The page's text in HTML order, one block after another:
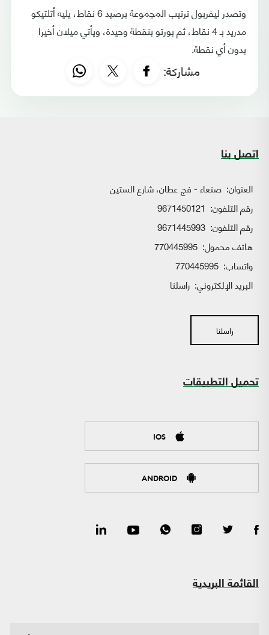
وتصدر ليفربول ترتيب المجموعة برصيد 6 نقاط، يليه أتلتيكو
مدريد بـ 4 نقاط، ثم بورتو بنقطة وحيدة، ويأتي ميلان أخيرا
بدون أي نقطة.
مشاركة:
اتصل بنا
العنوان: صنعاء - فج عطان، شارع الستين
رقم التلفون: 9671450121
رقم التلفون: 9671445993
هاتف محمول: 770445995
واتساب:
البريد الإلكتروني: راسلنا
راسلنا
تحميل التطبيقات
IOS
ANDROID
القائمة البريدية